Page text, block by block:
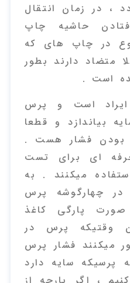
، در زمان انتقال
حاشیه چاپ
در چاپ های که
متضاد دارند بطور
است .
است و پرس
بیاندازد و قطعا
بودن فشار هست .
ای برای تست
میکنند . به
چهارگوشه پرس
پارگی کاغذ
وقتیکه پرس در
میکنند فشار پرس
پرسیکه سایه دارد